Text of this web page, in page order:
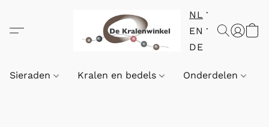
NL
EN
DE
Sieraden Kralen en bedels Onderdelen